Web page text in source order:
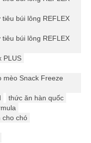
búi lông REFLEX
búi lông REFLEX
PLUS
Snack Freeze
thức ăn hàn quốc
cho chó